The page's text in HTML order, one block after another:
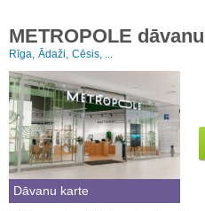
METROPOLE
Rīga, Ādaži, Cēsis, ...
Dāvanu karte